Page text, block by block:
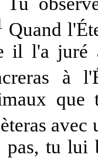
Quand
il l'a
à
avec
tu lui